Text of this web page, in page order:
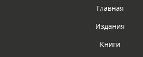
Главная
Издания
Книги